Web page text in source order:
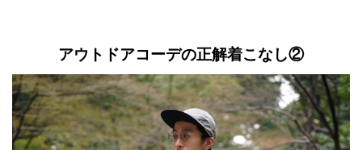
アウトドアコーデの正解着こなし②